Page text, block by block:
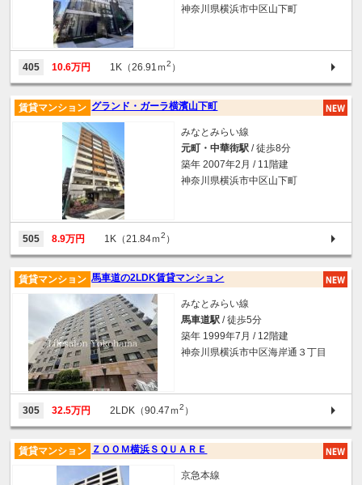
神奈川県横浜市中区山下町
405 10.6万円 1K（26.91ｍ2 ）
グランド・ガーラ横濱山下町
賃貸マンション
みなとみらい線
元町・中華街駅 / 徒歩8分
築年 2007年2月 / 11階建
神奈川県横浜市中区山下町
505 8.9万円 1K（21.84ｍ2 ）
馬車道の2LDK賃貸マンション
賃貸マンション
みなとみらい線
馬車道駅 / 徒歩5分
築年 1999年7月 / 12階建
神奈川県横浜市中区海岸通３丁目
305 32.5万円 2LDK（90.47ｍ2 ）
ＺＯＯＭ横浜ＳＱＵＡＲＥ
賃貸マンション
京急本線